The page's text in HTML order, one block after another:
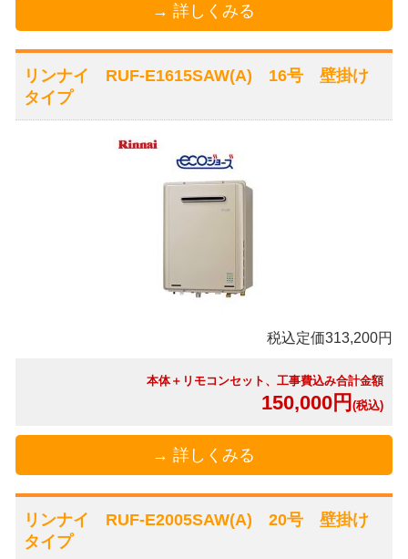
→ 詳しくみる
リンナイ RUF-E1615SAW(A) 16号 壁掛け
タイプ
税込定価313,200円
本体＋リモコンセット、工事費込み合計金額
150,000円 (税込)
→ 詳しくみる
リンナイ RUF-E2005SAW(A) 20号 壁掛け
タイプ